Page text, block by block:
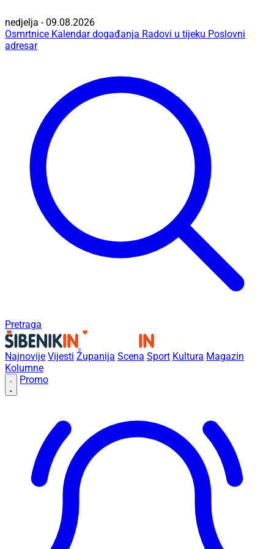
nedjelja - 09.08.2026
Osmrtnice Kalendar događanja Radovi u tijeku Poslovni
adresar
Pretraga
Najnovije Vijesti Županija Scena Sport Kultura Magazin
Kolumne
Promo